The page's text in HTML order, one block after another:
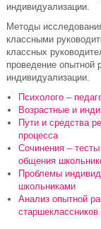
индивидуализации.
Методы
классными
классных
проведение опытной
индивидуализации.
Психолого –
Возрастные и
Пути и средства
процесса
Сочинения – тесты
общения
Проблемы
школьниками
Анализ опытной
старшеклассников